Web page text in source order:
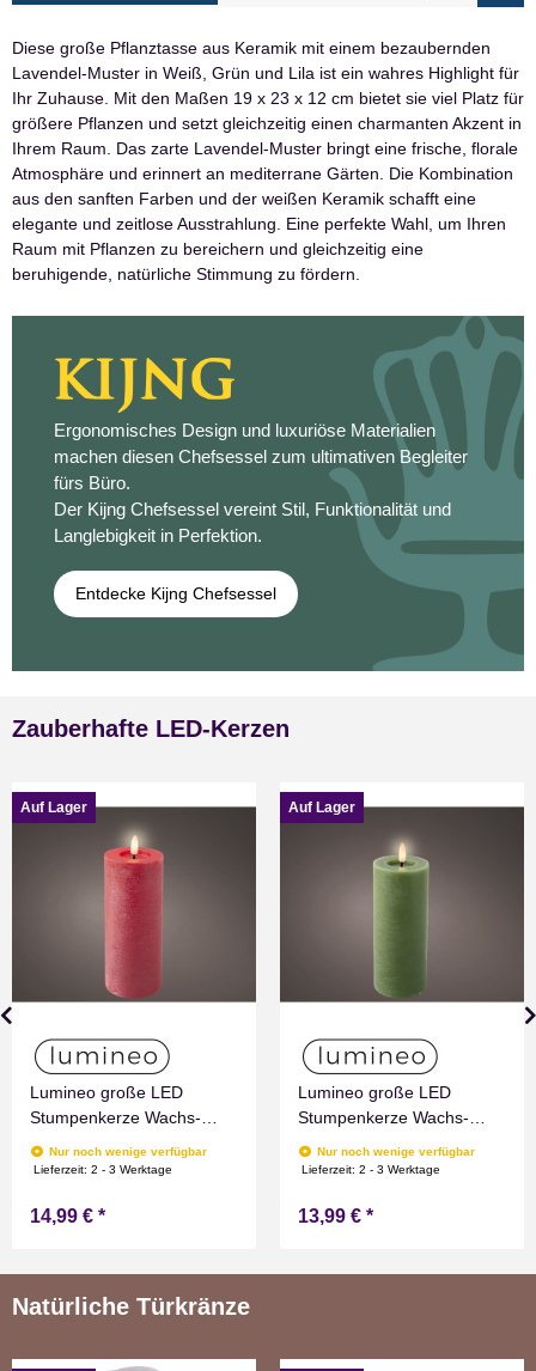
Diese große Pflanztasse aus Keramik mit einem bezaubernden
Lavendel-Muster in Weiß, Grün und Lila ist ein wahres Highlight für
Ihr Zuhause. Mit den Maßen 19 x 23 x 12 cm bietet sie viel Platz für
größere Pflanzen und setzt gleichzeitig einen charmanten Akzent in
Ihrem Raum. Das zarte Lavendel-Muster bringt eine frische, florale
Atmosphäre und erinnert an mediterrane Gärten. Die Kombination
aus den sanften Farben und der weißen Keramik schafft eine
elegante und zeitlose Ausstrahlung. Eine perfekte Wahl, um Ihren
Raum mit Pflanzen zu bereichern und gleichzeitig eine
beruhigende, natürliche Stimmung zu fördern.
Ergonomisches Design und luxuriöse Materialien
machen diesen Chefsessel zum ultimativen Begleiter
fürs Büro.
Der Kijng Chefsessel vereint Stil, Funktionalität und
Langlebigkeit in Perfektion.
Entdecke Kijng Chefsessel
Zauberhafte LED-Kerzen
Auf Lager
Lumineo große LED
Stumpenkerze Wachs-
Optik Rot mit Timer
Flammen Effect für
hoch
Nur noch wenige verfügbar
Lieferzeit:2 - 3 Werktage
14,99 € *
Auf Lager
Lumineo große LED
Stumpenkerze Wachs-
Optik Grün mit Timer
Flammen Effect für
hoch
Nur noch wenige verfügbar
Lieferzeit:2 - 3 Werktage
13,99 € *
Natürliche Türkränze